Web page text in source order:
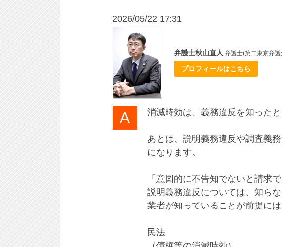
2026/05/22 17:31
弁護士秋山直人 弁護士(第二東京弁
プロフィールはこちら
消滅時効は、義務違反を知ったと
あとは、説明義務違反や調査義
になります。
「意図的に不告知でないと請求
説明義務違反については、知ら
業者が知っていることが前提には
民法